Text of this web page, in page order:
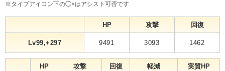
※タイプアイコン下の◯×はアシスト可否です
HP 攻撃 回復
Lv99,+297 9491 3093 1462
HP 攻撃 回復 軽減 実質HP